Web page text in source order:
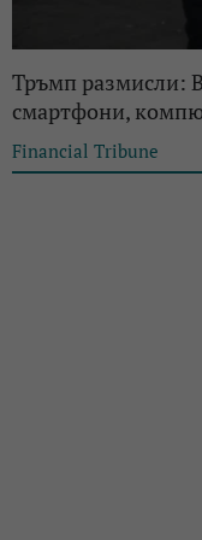
Тръмп размисли:
смартфони,
Financial Tribune